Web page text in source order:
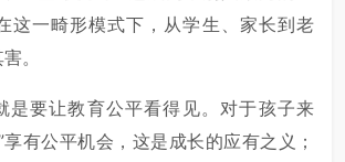
这一畸形模式下，从学生、家长到老
。
是要让教育公平看得见。对于孩子来
有公平机会，这是成长的应有之义；